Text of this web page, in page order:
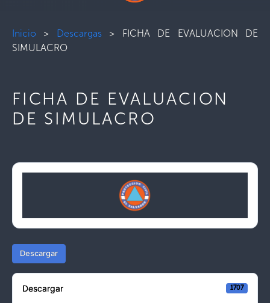
Inicio > Descargas> FICHA DE EVALUACION DE
SIMULACRO
FICHA DE EVALUACION
DE SIMULACRO
Descargar
Descargar 1707